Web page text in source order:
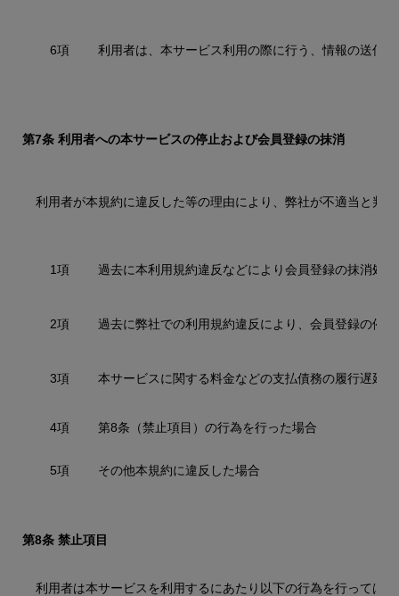
6項 利用者は、本サービス利用の際に行う、情報の送信
第7条 利用者への本サービスの停止および会員登録の抹消
利用者が本規約に違反した等の理由により、弊社が不適当と判
1項 過去に本利用規約違反などにより会員登録の抹消処
2項 過去に弊社での利用規約違反により、会員登録の停
3項 本サービスに関する料金などの支払債務の履行遅延
4項 第8条（禁止項目）の行為を行った場合
5項 その他本規約に違反した場合
第8条 禁止項目
利用者は本サービスを利用するにあたり以下の行為を行っては